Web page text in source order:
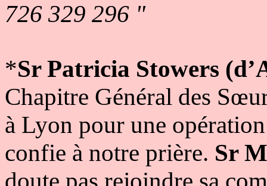
726 329 296 "
*Sr Patricia Stowers
Chapitre Général des
à Lyon pour une
confie à notre prière. Sr